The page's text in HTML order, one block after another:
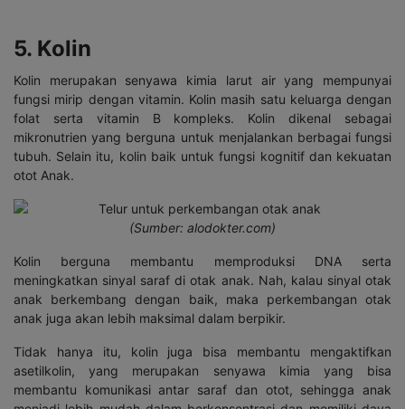
5. Kolin
Kolin merupakan senyawa kimia larut air yang mempunyai
fungsi mirip dengan vitamin. Kolin masih satu keluarga dengan
folat serta vitamin B kompleks. Kolin dikenal sebagai
mikronutrien yang berguna untuk menjalankan berbagai fungsi
tubuh. Selain itu, kolin baik untuk fungsi kognitif dan kekuatan
otot Anak.
(Sumber: alodokter.com)
Kolin berguna membantu memproduksi DNA serta
meningkatkan sinyal saraf di otak anak. Nah, kalau sinyal otak
anak berkembang dengan baik, maka perkembangan otak
anak juga akan lebih maksimal dalam berpikir.
Tidak hanya itu, kolin juga bisa membantu mengaktifkan
asetilkolin, yang merupakan senyawa kimia yang bisa
membantu komunikasi antar saraf dan otot, sehingga anak